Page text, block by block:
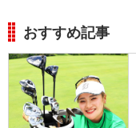
おすすめ記事